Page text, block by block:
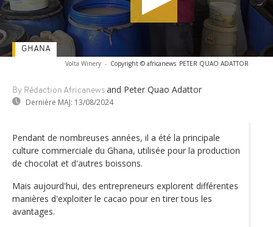
Volta Winery - Copyright © africanews PETER QUAO ADATTOR
By Rédaction Africanews and Peter Quao Adattor
Dernière MAJ: 13/08/2024
GHANA
Pendant de nombreuses années, il a été la principale
culture commerciale du Ghana, utilisée pour la production
de chocolat et d'autres boissons.
Mais aujourd'hui, des entrepreneurs explorent différentes
manières d'exploiter le cacao pour en tirer tous les
avantages.